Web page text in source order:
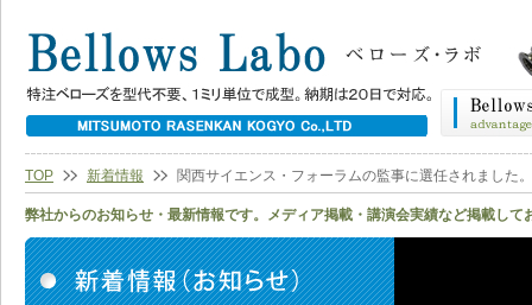
TOP 新着情報 関西サイエンス・フォーラムの監事に選任されました。
弊社からのお知らせ・最新情報です。メディア掲載・講演会実績など掲載して